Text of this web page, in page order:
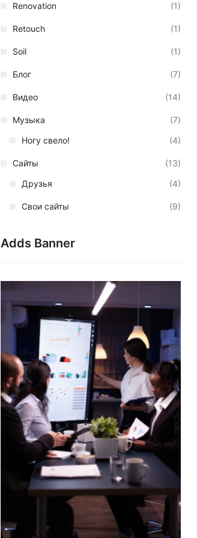
Renovation (1)
Retouch (1)
Soil (1)
Блог (7)
Видео (14)
Музыка
(7)
Ногу свело!
(4)
Сайты
(13)
Друзья
(4)
Свои сайты (9)
Adds Banner